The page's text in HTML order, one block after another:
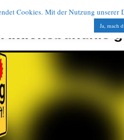
Cookies. Mit der Nutzung
Ja, mach